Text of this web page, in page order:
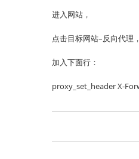
进入网站，
点击目标网站–反向代理
加入下面行：
proxy_set_header X-